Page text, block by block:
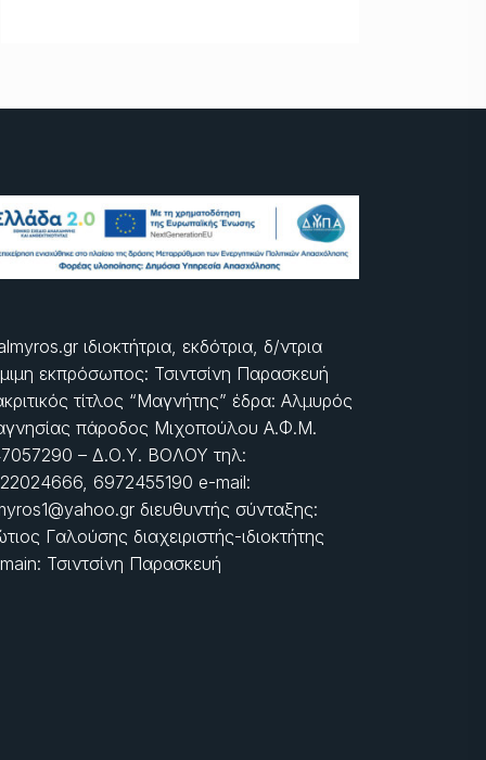
ιδιοκτήτρια, εκδότρια, δ/ντρια
εκπρόσωπος: Τσιντσίνη Παρασκευή
τίτλος “Μαγνήτης” έδρα: Αλμυρός
πάροδος Μιχοπούλου Α.Φ.Μ.
– Δ.Ο.Υ. ΒΟΛΟΥ τηλ:
6972455190 e-mail:
διευθυντής σύνταξης:
Γαλούσης διαχειριστής-ιδιοκτήτης
Τσιντσίνη Παρασκευή